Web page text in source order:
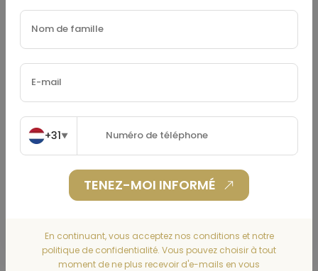
+31▼
TENEZ-MOI INFORMÉ
En continuant, vous acceptez nos conditions et notre
politique de confidentialité. Vous pouvez choisir à tout
moment de ne plus recevoir d'e-mails en vous
Taxe Foncière
Assurance Habitation(€)